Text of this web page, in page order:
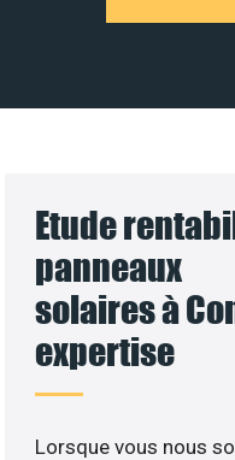
Etude
panneaux
solaires à
expertise
Lorsque vous nous